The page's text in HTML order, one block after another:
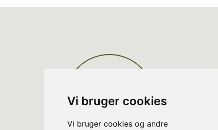
Vi bruger cookies
Vi bruger cookies og andre